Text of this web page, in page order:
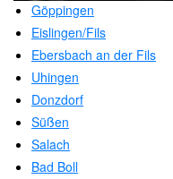
Göppingen
Eislingen/Fils
Ebersbach an der Fils
Uhingen
Donzdorf
Süßen
Salach
Bad Boll